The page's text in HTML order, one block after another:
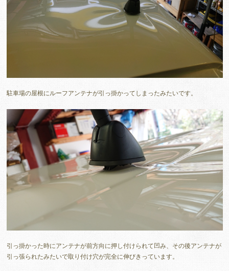
駐車場の屋根にルーフアンテナが引っ掛かってしまったみたいです。
引っ掛かった時にアンテナが前方向に押し付けられて凹み、その後アンテナが
引っ張られたみたいで取り付け穴が完全に伸びきっています。